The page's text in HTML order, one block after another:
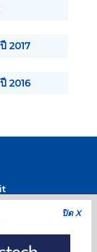
2017
2016
(Brescia) Italy
Italy
ษี: 01661640175 -
ปิด X